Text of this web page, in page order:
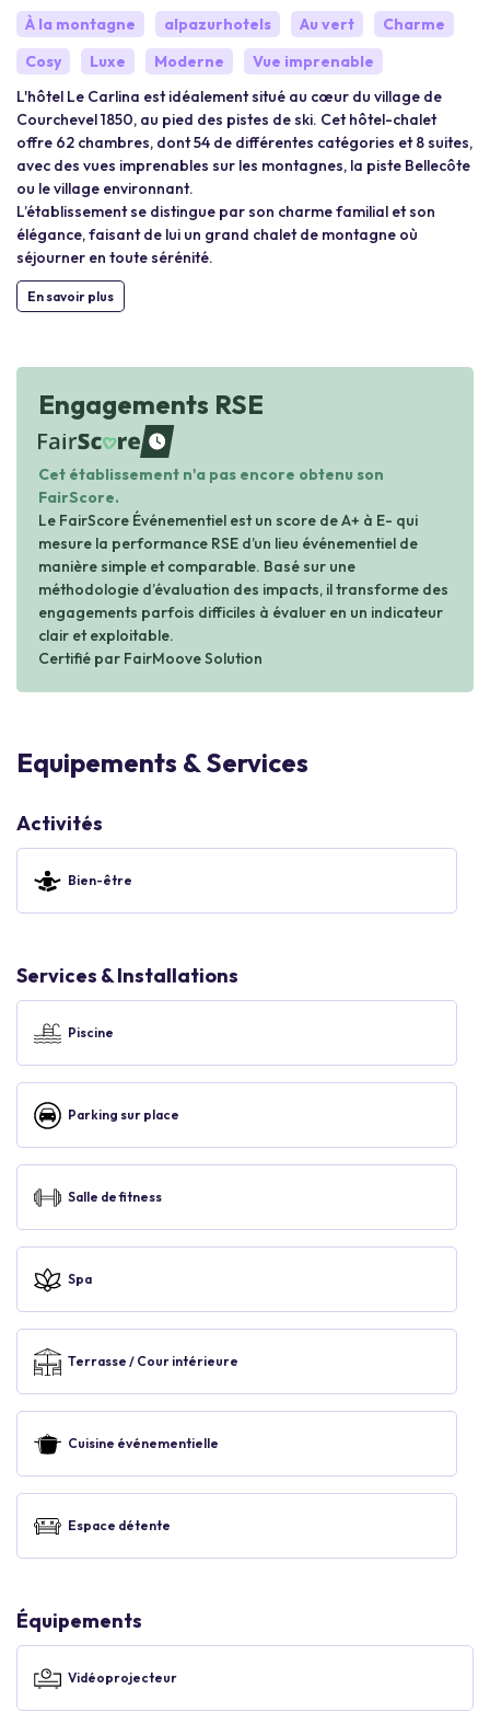
À la montagne alpazurhotels Au vert
Charme
Cosy
Luxe Moderne
Vue imprenable
L'hôtel Le Carlina est idéalement situé au cœur du village de
Courchevel 1850, au pied des pistes de ski. Cet hôtel-chalet
offre 62 chambres, dont 54 de différentes catégories et 8 suites,
avec des vues imprenables sur les montagnes, la piste Bellecôte
ou le village environnant.
L’établissement se distingue par son charme familial et son
élégance, faisant de lui un grand chalet de montagne où
séjourner en toute sérénité.
En savoir plus
Engagements RSE
waiting
Cet établissement n'a pas encore obtenu son
FairScore.
Le FairScore Événementiel est un score de A+ à E- qui
mesure la performance RSE d’un lieu événementiel de
manière simple et comparable. Basé sur une
méthodologie d’évaluation des impacts, il transforme des
engagements parfois difficiles à évaluer en un indicateur
clair et exploitable.
Certifié par FairMoove Solution
Equipements & Services
Activités
Bien-être
Services & Installations
Piscine
Parking sur place
Salle de fitness
Spa
Terrasse / Cour intérieure
Cuisine événementielle
Espace détente
Équipements
Vidéoprojecteur